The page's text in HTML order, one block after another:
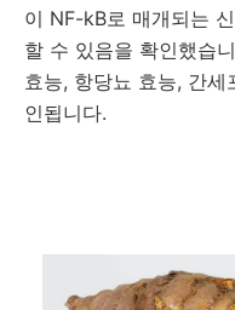
이 NF-kB로 매개되는
할 수 있음을 확인했습
효능, 항당뇨 효능, 간
인됩니다.